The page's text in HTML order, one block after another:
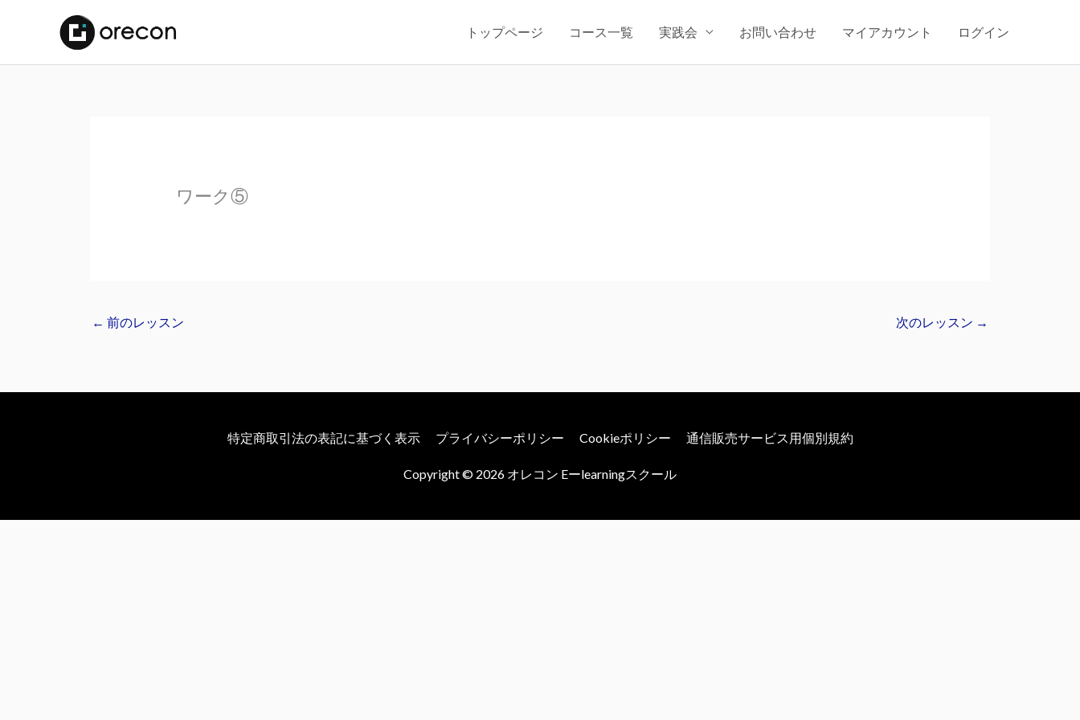
トップページ コース一覧 実践会 お問い合わせ マイアカウント ログイン
ワーク⑤
← 前のレッスン 次のレッスン →
特定商取引法の表記に基づく表示 プライバシーポリシー Cookieポリシー 通信販売サービス用個別規約
Copyright © 2026 オレコン Eーlearningスクール